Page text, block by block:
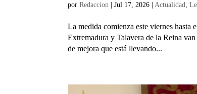
porRedaccion |Jul 17, 2026 Actualidad ,
La medida comienza este viernes
Extremadura y Talavera de la Reina
de mejora que está llevando...